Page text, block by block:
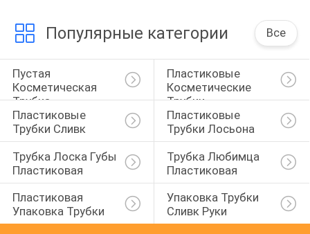
Популярные категории Все
Пустая
Косметическая
Трубка
Пластиковые
Косметические
Трубки
Пластиковые
Трубки Сливк
Пластиковые
Трубки Лосьона
Трубка Лоска Губы
Пластиковая
Трубка Любимца
Пластиковая
Пластиковая
Упаковка Трубки
Упаковка Трубки
Сливк Руки